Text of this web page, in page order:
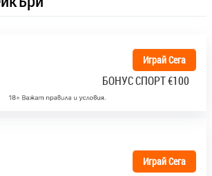
Играй Сега
БОНУС СПОРТ€100
Играй Сега